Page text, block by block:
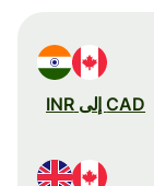
CAD إلى INR